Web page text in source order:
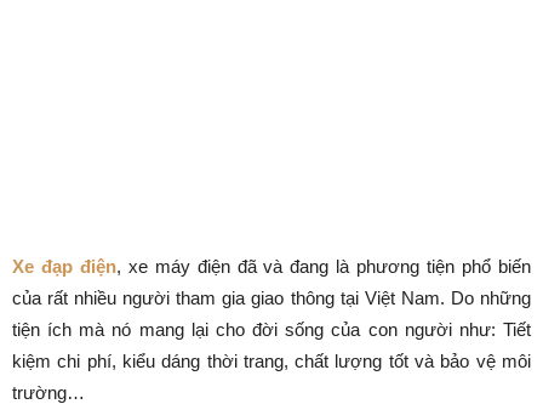
Xe đạp điện, xe máy điện đã và đang là phương tiện phổ biến
của rất nhiều người tham gia giao thông tại Việt Nam. Do những
tiện ích mà nó mang lại cho đời sống của con người như: Tiết
kiệm chi phí, kiểu dáng thời trang, chất lượng tốt và bảo vệ môi
trường…